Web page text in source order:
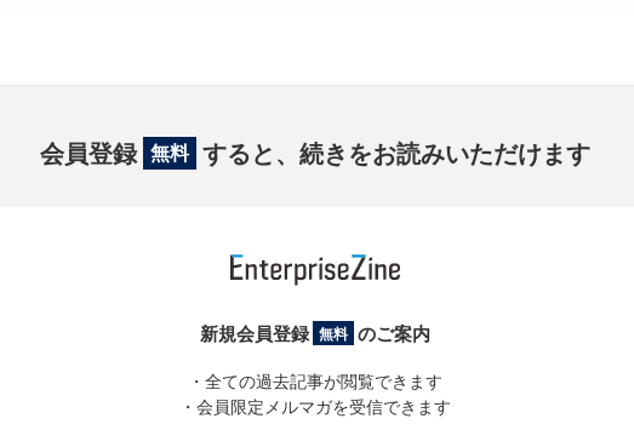
会員登録 無料 すると、続きをお読みいただけます
新規会員登録 無料 のご案内
・全ての過去記事が閲覧できます
・会員限定メルマガを受信できます